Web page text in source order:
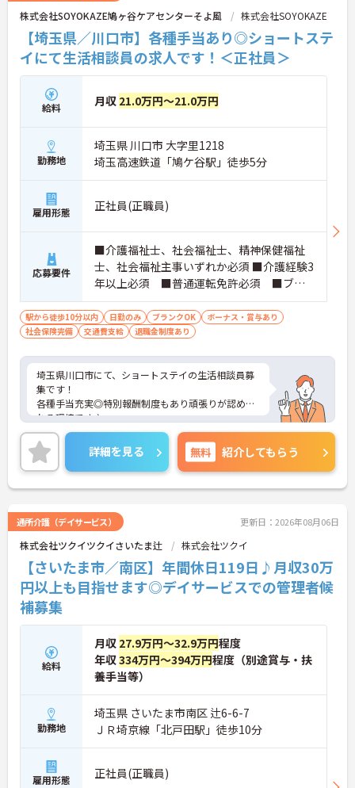
株式会社SOYOKAZE鳩ヶ谷ケアセンターそよ風 株式会社SOYOKAZE
【埼玉県／川口市】各種手当あり◎ショートステ
イにて生活相談員の求人です！＜正社員＞
給料 月収 21.0万円～21.0万円
勤務地
埼玉県 川口市 大字里1218
埼玉高速鉄道「鳩ケ谷駅」徒歩5分
雇用形態 正社員(正職員)
応募要件
■介護福祉士、社会福祉士、精神保健福祉
士、社会福祉主事いずれか必須 ■介護経験3
年以上必須 ■普通運転免許必須 ■ブラ
ンク可能
駅から徒歩10分以内 日勤のみ ブランクOK
ボーナス・賞与あり
社会保険完備
交通費支給 退職金制度あり
埼玉県川口市にて、ショートステイの生活相談員募
集です！
各種手当充実◎特別報酬制度もあり頑張りが認めら
れる環境です♪
ご興味のある方には、面接対策ポイントなどさらに
詳細をお話いたしますので、お気軽にご相談くださ
い。
詳細を見る 無料 紹介してもらう
通所介護（デイサービス） 更新日：2026年08月06日
株式会社ツクイツクイさいたま辻 株式会社ツクイ
【さいたま市／南区】年間休日119日♪月収30万
円以上も目指せます◎デイサービスでの管理者候
補募集
給料
月収 27.9万円～32.9万円程度
年収334万円～394万円程度（別途賞与・扶
養手当等）
勤務地
埼玉県 さいたま市南区 辻6-6-7
ＪＲ埼京線「北戸田駅」徒歩10分
雇用形態 正社員(正職員)